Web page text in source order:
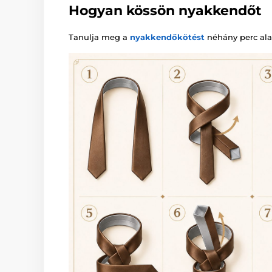
Hogyan kössön nyakkendőt
Tanulja meg a nyakkendőkötést néhány perc